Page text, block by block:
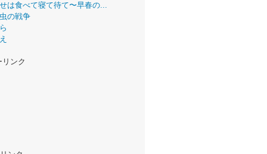
は食べて寝て待て〜早春の...
の戦争
ンク